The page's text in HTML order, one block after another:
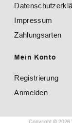
Impressum
Zahlungsarten
Mein Konto
Registrierung
Anmelden